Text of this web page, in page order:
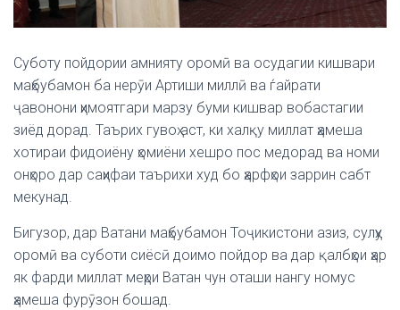
Суботу пойдории амнияту оромӣ ва осудагии кишвари
маҳбубамон ба нерӯи Артиши миллӣ ва ѓайрати
ҷавонони ҳимоятгари марзу буми кишвар вобастагии
зиёд дорад. Таърих гувоҳ аст, ки халқу миллат ҳамеша
хотираи фидоиёну ҳомиёни хешро пос медорад ва номи
онҳоро дар саҳифаи таърихи худ бо ҳарфҳои заррин сабт
мекунад.
Бигузор, дар Ватани маҳбубамон Тоҷикистони азиз, сулҳу
оромӣ ва суботи сиёсӣ доимо пойдор ва дар қалбҳои ҳар
як фарди миллат меҳри Ватан чун оташи нангу номус
ҳамеша фурӯзон бошад.